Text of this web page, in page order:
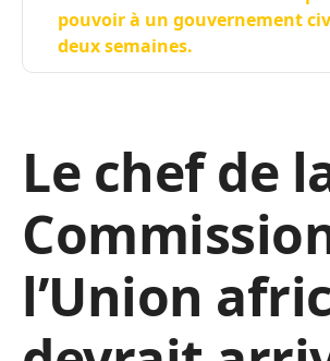
pouvoir à un gouvernement
deux semaines.
Le chef de
l’Union